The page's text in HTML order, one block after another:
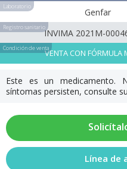
Laboratorio
Genfar
Registro sanitario
INVIMA 2021M-
Condición de ventaVENTA CON FÓRMULA
Este es un medicamento.
síntomas persisten, consulte
Línea de